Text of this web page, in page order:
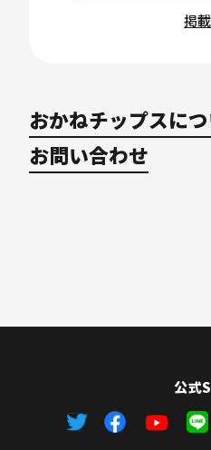
掲
おかねチップスに
お問い合わせ
公式